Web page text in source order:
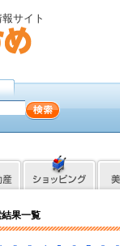
サイト
果一覧